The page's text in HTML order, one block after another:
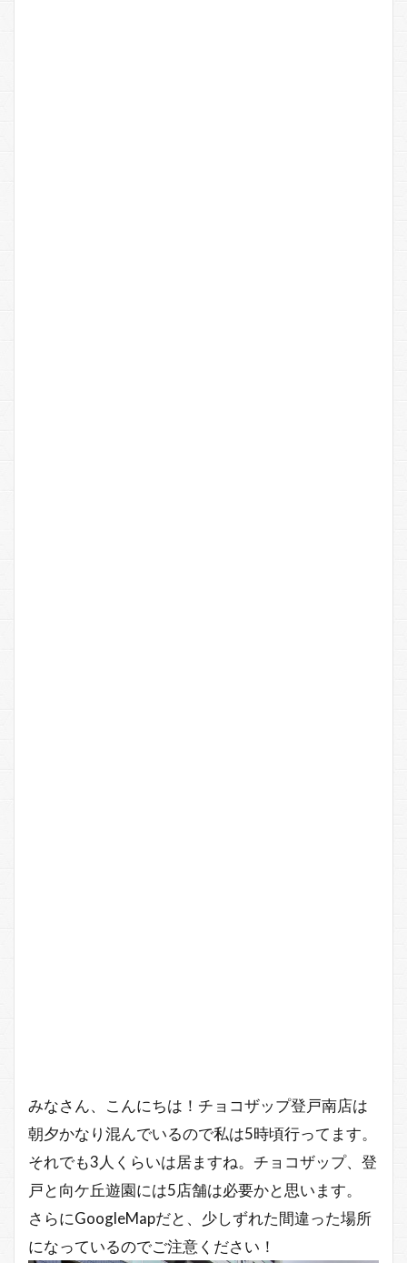
みなさん、こんにちは！チョコザップ登戸南店は
朝夕かなり混んでいるので私は5時頃行ってます。
それでも3人くらいは居ますね。チョコザップ、登
戸と向ケ丘遊園には5店舗は必要かと思います。
さらにGoogleMapだと、少しずれた間違った場所
になっているのでご注意ください！